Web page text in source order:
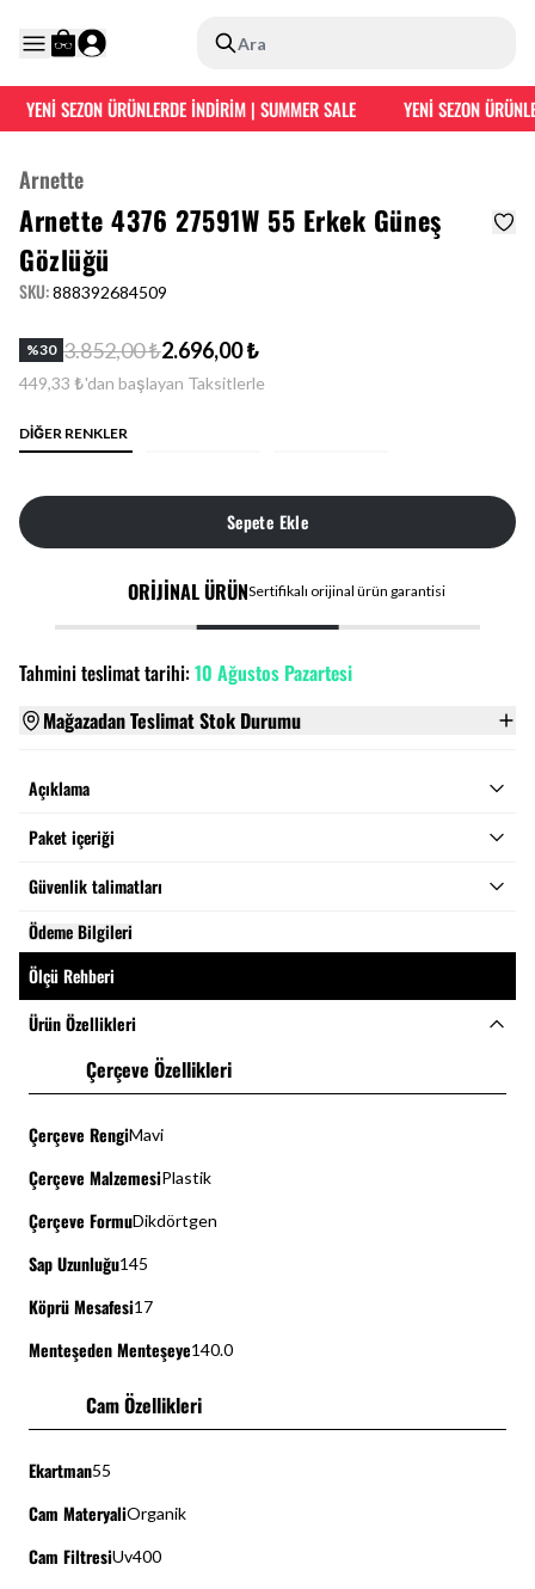
Ara
YENİ SEZON ÜRÜNLERDE İNDİRİM | SUMMER SALE YENİ SEZON
Arnette
Arnette 4376 27591W 55 Erkek Güneş
Gözlüğü
SKU:888392684509
%30 3.852,00 ₺2.696,00 ₺
449,33 ₺'dan başlayan Taksitlerle
DİĞER RENKLER
Sepete Ekle
ORİJİNAL ÜRÜNSertifikalı orijinal ürün garantisi
Tahmini teslimat tarihi:10 Ağustos Pazartesi
Mağazadan Teslimat Stok Durumu
Açıklama
Paket içeriği
Güvenlik talimatları
Ödeme Bilgileri
Ölçü Rehberi
Ürün Özellikleri
Çerçeve Özellikleri
Çerçeve RengiMavi
Çerçeve MalzemesiPlastik
Çerçeve FormuDikdörtgen
Sap Uzunluğu145
Köprü Mesafesi17
Menteşeden Menteşeye140.0
Cam Özellikleri
Ekartman55
Cam MateryaliOrganik
Cam FiltresiUv400